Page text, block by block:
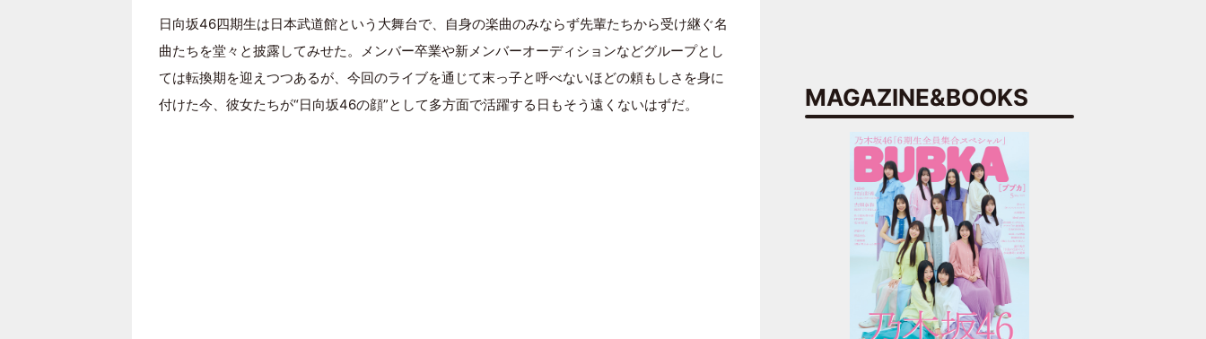
日向坂46四期生は日本武道館という大舞台で、自身の楽曲のみならず先輩たちから受け継ぐ名
曲たちを堂々と披露してみせた。メンバー卒業や新メンバーオーディションなどグループとし
ては転換期を迎えつつあるが、今回のライブを通じて末っ子と呼べないほどの頼もしさを身に
付けた今、彼女たちが“日向坂46の顔”として多方面で活躍する日もそう遠くないはずだ。
MAGAZINE&BOOKS